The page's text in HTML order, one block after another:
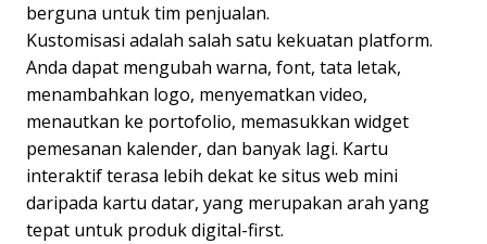
berguna untuk tim penjualan.
Kustomisasi adalah salah satu kekuatan platform.
Anda dapat mengubah warna, font, tata letak,
menambahkan logo, menyematkan video,
menautkan ke portofolio, memasukkan widget
pemesanan kalender, dan banyak lagi. Kartu
interaktif terasa lebih dekat ke situs web mini
daripada kartu datar, yang merupakan arah yang
tepat untuk produk digital-first.